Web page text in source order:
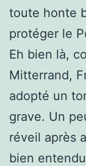
toute honte
protéger le
Eh bien là,
Mitterrand,
adopté un
grave. Un
réveil après
bien